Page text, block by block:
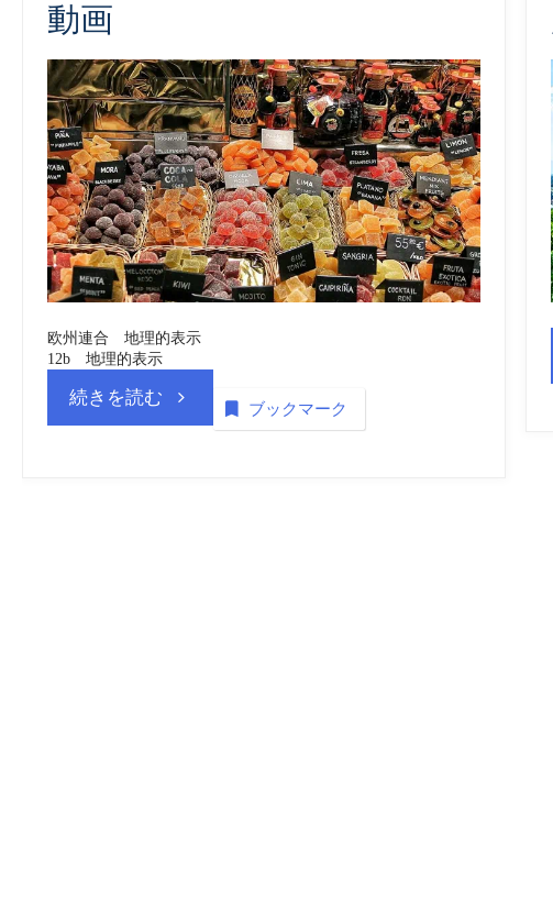
動画
欧州連合 地理的表示
12b 地理的表示
続きを読む “欧
ブックマーク